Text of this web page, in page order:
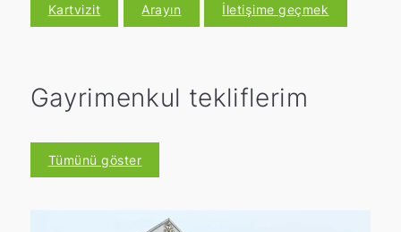
Kartvizit Arayın İletişime geçmek
Gayrimenkul tekliflerim
Tümünü göster